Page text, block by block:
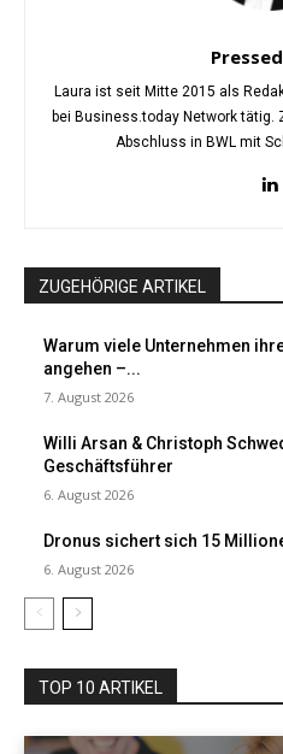
Laura ist seit Mitte 2015 als
bei Business.today Network tätig.
Abschluss in BWL mit
ZUGEHÖRIGE ARTIKEL
Warum viele Unternehmen
angehen –...
7. August 2026
Willi Arsan & Christoph
Geschäftsführer
6. August 2026
Dronus sichert sich 15
6. August 2026
TOP 10 ARTIKEL